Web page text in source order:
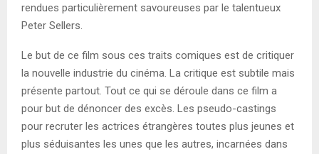
rendues particulièrement savoureuses par le talentueux
Peter Sellers.
Le but de ce film sous ces traits comiques est de critiquer
la nouvelle industrie du cinéma. La critique est subtile mais
présente partout. Tout ce qui se déroule dans ce film a
pour but de dénoncer des excès. Les pseudo-castings
pour recruter les actrices étrangères toutes plus jeunes et
plus séduisantes les unes que les autres, incarnées dans